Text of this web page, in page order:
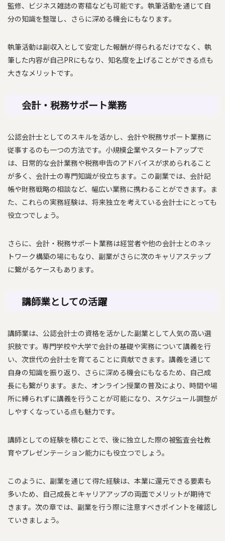
監修、ビジネス雑誌の寄稿なども可能です。執筆活動を通じて自
分の知識を整理し、さらに深める機会にもなります。
執筆活動は副収入として安定した報酬が得られるだけでなく、執
筆した内容が自己PRにもなり、知名度を上げることができる点も
大きなメリットです。
会計・税務サポート業務
公認会計士としてのスキルを活かし、会計や税務サポート業務に
従事するのも一つの方法です。小規模企業やスタートアップで
は、日常的な会計業務や税務申告のアドバイスが求められること
が多く、会計士の専門知識が役立ちます。この副業では、会計記
帳や財務戦略の相談など、幅広い業務に携わることができます。ま
た、これらの実務経験は、将来独立を考えている会計士にとっても
役立つでしょう。
さらに、会計・税務サポート業務は経営者や他の会計士とのネッ
トワーク構築の場にもなり、副業がさらに次のキャリアステップ
に繋がるケースもあります。
講師業としての活躍
講師業は、公認会計士の資格を活かした副業として人気の高い選
択肢です。専門学校や大学で会計の基礎や実務について講義を行
い、次世代の会計士を育てることに貢献できます。講義を通じて
自身の知識を振り返り、さらに深める機会にもなるため、自己成
長にも繋がります。また、オンライン授業の普及により、時間や場
所に縛られずに講義を行うことが可能になり、スケジュール調整が
しやすくなっている点も魅力です。
講師としての経験を積むことで、後に独立した際の被監査会社教
育やプレゼンテーション能力にも役立つでしょう。
このように、副業を通じて得た経験は、本業に還元できる要素も
多いため、自己成長とキャリアアップの両面でメリットが期待で
きます。次の章では、副業を行う際に注意すべきポイントを確認し
ていきましょう。